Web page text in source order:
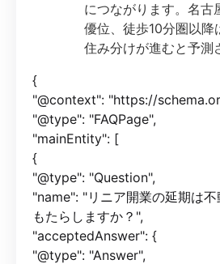
につながります。名古
優位、徒歩10分圏以降
住み分けが進むと予測
{
"@context": "https://
"@type": "FAQPage",
"mainEntity": [
{
"@type": "Question",
"name": "リニア開業の延期は
もたらしますか？",
"acceptedAnswer": {
"@type": "Answer",